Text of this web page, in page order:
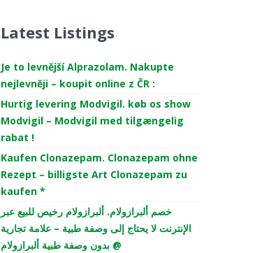
Latest Listings
Je to levnější Alprazolam. Nakupte
nejlevněji – koupit online z ČR :
Hurtig levering Modvigil. køb os show
Modvigil – Modvigil med tilgængelig
rabat !
Kaufen Clonazepam. Clonazepam ohne
Rezept – billigste Art Clonazepam zu
kaufen *
خصم ألبرازولام. ألبرازولام رخيص للبيع عبر
الإنترنت لا يحتاج إلى وصفة طبية – علامة تجارية
بدون وصفة طبية ألبرازولام @